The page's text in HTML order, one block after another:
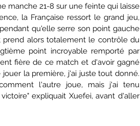
manche 21-8 sur une feinte qui laisse
la Française ressort le grand jeu,
qu'elle serre son point gauche
prend alors totalement le contrôle du
point incroyable remporté par
fière de ce match et d'avoir gagné
la première, j'ai juste tout donné.
l'autre joue, mais j'ai tenu
expliquait Xuefei, avant d'aller